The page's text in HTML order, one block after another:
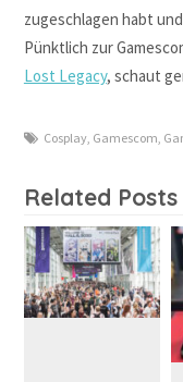
zugeschlagen habt
Pünktlich zur
Lost Legacy, schaut
Cosplay, Gamescom
Related Posts